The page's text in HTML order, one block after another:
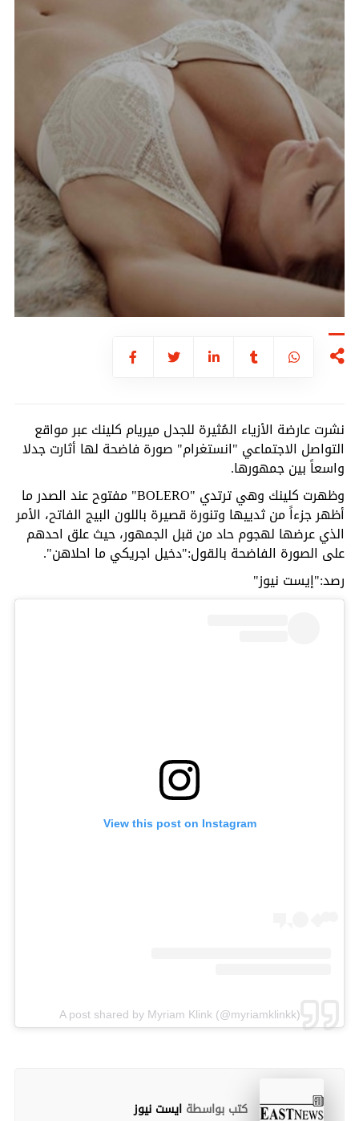
نشرت عارضة الأزياء المُثيرة للجدل ميريام كلينك عبر مواقع
التواصل الاجتماعي "انستغرام" صورة فاضحة لها أثارت جدلا
واسعاً بين جمهورها.
وظهرت كلينك وهي ترتدي "BOLERO" مفتوح عند الصدر ما
أظهر جزءاً من ثدييها وتنورة قصيرة باللون البيج الفاتح، الأمر
الذي عرضها لهجوم حاد من قبل الجمهور، حيث علق احدهم
على الصورة الفاضحة بالقول:"دخيل اجريكي ما احلاهن".
رصد:"إيست نيوز"
View this post on Instagram
A post shared by Myriam Klink (@myriamklinkk)
كتب بواسطة ايست نيوز